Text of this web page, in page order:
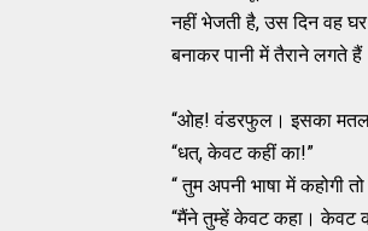
नहीं भेजती है, उस दिन वह
बनाकर पानी में तैराने लगते
“ओह! वंडरफुल। इसका मतलब
“धत्, केवट कहीं का!”
“ तुम अपनी भाषा में कहोगी
“मैंने तुम्हें केवट कहा। केवट